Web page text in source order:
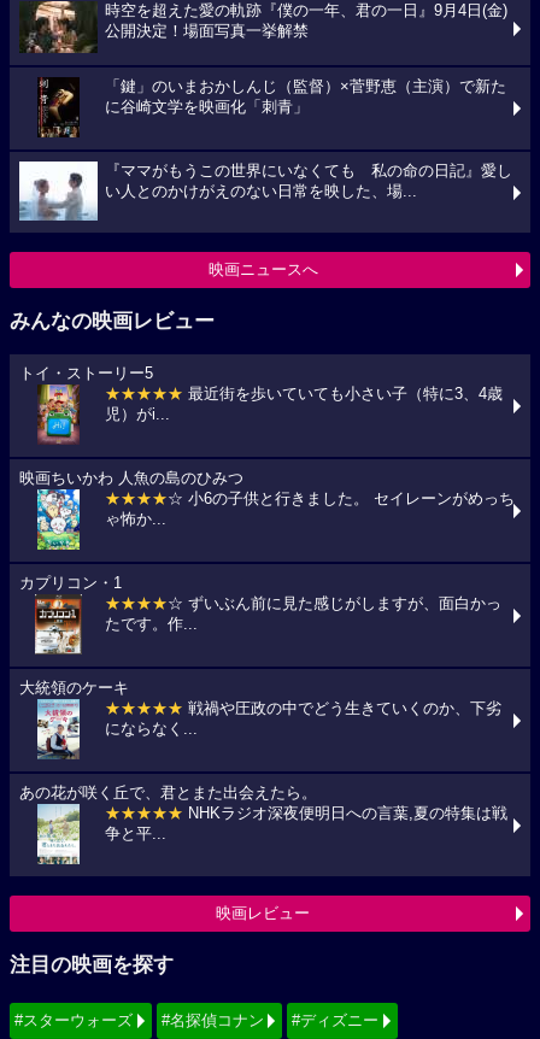
時空を超えた愛の軌跡『僕の一年、君の一日』9月4日(金)
公開決定！場面写真一挙解禁
「鍵」のいまおかしんじ（監督）×菅野恵（主演）で新た
に谷崎文学を映画化「刺青」
『ママがもうこの世界にいなくても 私の命の日記』愛し
い人とのかけがえのない日常を映した、場...
映画ニュースへ
みんなの映画レビュー
トイ・ストーリー5
★★★★★ 最近街を歩いていても小さい子（特に3、4歳
児）がi...
映画ちいかわ 人魚の島のひみつ
★★★★☆ 小6の子供と行きました。 セイレーンがめっち
ゃ怖か...
カプリコン・1
★★★★☆ ずいぶん前に見た感じがしますが、面白かっ
たです。作...
大統領のケーキ
★★★★★ 戦禍や圧政の中でどう生きていくのか、下劣
にならなく...
あの花が咲く丘で、君とまた出会えたら。
★★★★★ NHKラジオ深夜便明日への言葉,夏の特集は戦
争と平...
映画レビュー
注目の映画を探す
#スターウォーズ #名探偵コナン #ディズニー